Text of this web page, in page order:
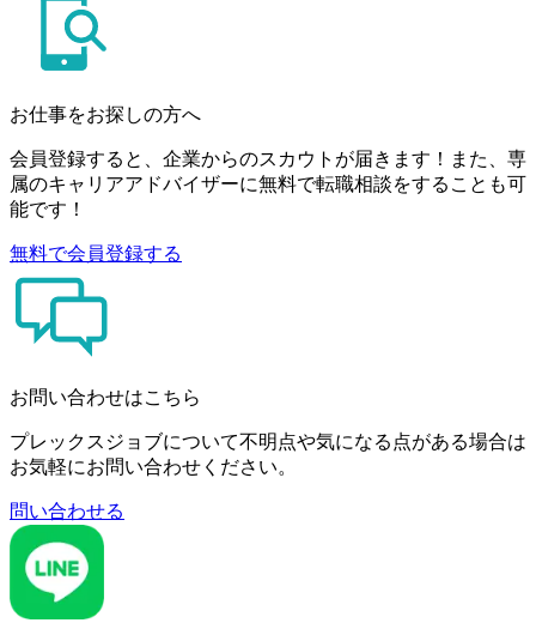
お仕事をお探しの方へ
会員登録すると、企業からのスカウトが届きます！また、専
属のキャリアアドバイザーに無料で転職相談をすることも可
能です！
無料で会員登録する
お問い合わせはこちら
プレックスジョブについて不明点や気になる点がある場合は
お気軽にお問い合わせください。
問い合わせる